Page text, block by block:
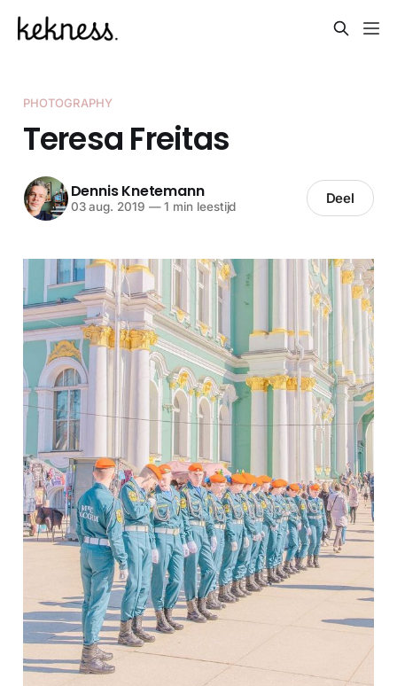
PHOTOGRAPHY
Teresa Freitas
Dennis Knetemann
03 aug. 2019 —1 min leestijd Deel